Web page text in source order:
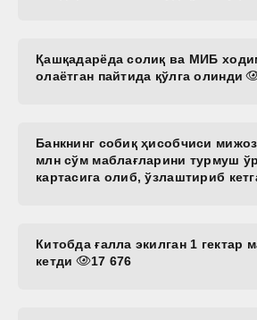
Қашқадарёда солиқ ва МИБ
олаётган пайтида қўлга олинди
Банкнинг собиқ ҳисобчиси
млн сўм маблағларини турмуш
картасига олиб, ўзлаштириб
Китобда ғалла экилган 1 гектар
кетди
17 676